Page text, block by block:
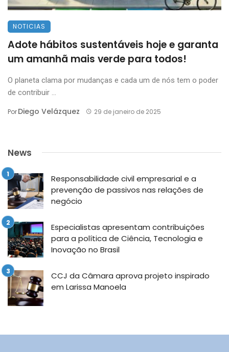
NOTICIAS
Adote hábitos sustentáveis hoje e garanta
um amanhã mais verde para todos!
O planeta clama por mudanças e cada um de nós tem o poder
de contribuir ...
PorDiego Velázquez 29 de janeiro de 2025
News
Responsabilidade civil empresarial e a
prevenção de passivos nas relações de
negócio
Especialistas apresentam contribuições
para a política de Ciência, Tecnologia e
Inovação no Brasil
CCJ da Câmara aprova projeto inspirado
em Larissa Manoela